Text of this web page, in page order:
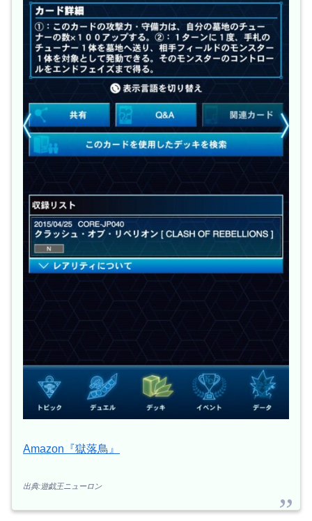
Amazon『獄落鳥』
出典:遊戯王ニューロン